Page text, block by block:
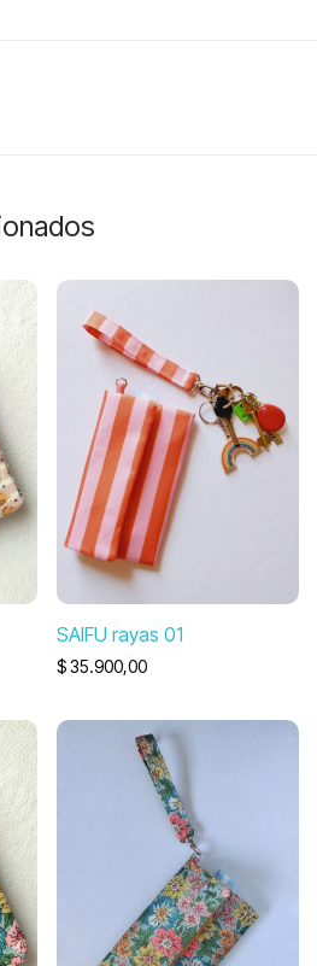
SAIFU rayas 01
$35.900,00